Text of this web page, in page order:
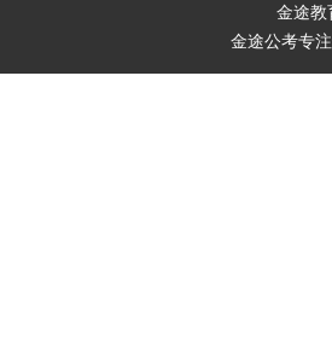
金途
金途公考专